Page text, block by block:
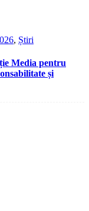
, Știri
Media pentru
și